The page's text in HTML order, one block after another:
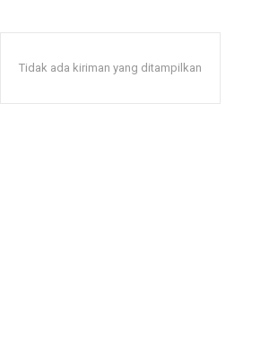
Tidak ada kiriman yang ditampilkan